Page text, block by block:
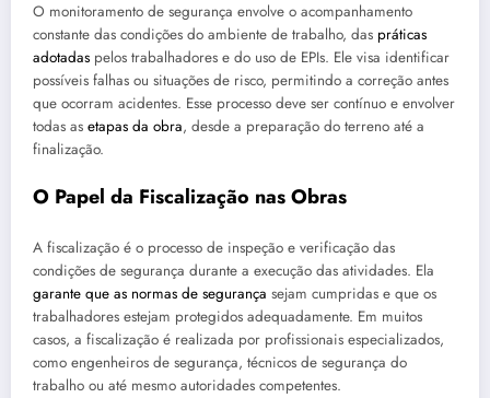
O monitoramento de segurança envolve o acompanhamento
constante das condições do ambiente de trabalho, das práticas
adotadas pelos trabalhadores e do uso de EPIs. Ele visa identificar
possíveis falhas ou situações de risco, permitindo a correção antes
que ocorram acidentes. Esse processo deve ser contínuo e envolver
todas as etapas da obra, desde a preparação do terreno até a
finalização.
O Papel da Fiscalização nas Obras
A fiscalização é o processo de inspeção e verificação das
condições de segurança durante a execução das atividades. Ela
garante que as normas de segurança sejam cumpridas e que os
trabalhadores estejam protegidos adequadamente. Em muitos
casos, a fiscalização é realizada por profissionais especializados,
como engenheiros de segurança, técnicos de segurança do
trabalho ou até mesmo autoridades competentes.